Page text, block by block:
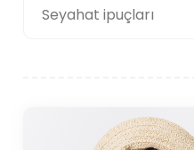
Seyahat ipuçları